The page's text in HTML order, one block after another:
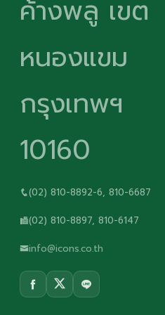
ค้างพลู เขต
หนองแขม
กรุงเทพฯ
10160
(02) 810-8892-6, 810-6687
(02) 810-8897, 810-6147
info@icons.co.th